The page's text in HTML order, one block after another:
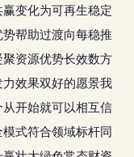
变化为可再生稳定
帮助过渡向每稳推
资源优势长效数方
效果双好的愿景我
开始就可以相互信
式符合领域标杆同